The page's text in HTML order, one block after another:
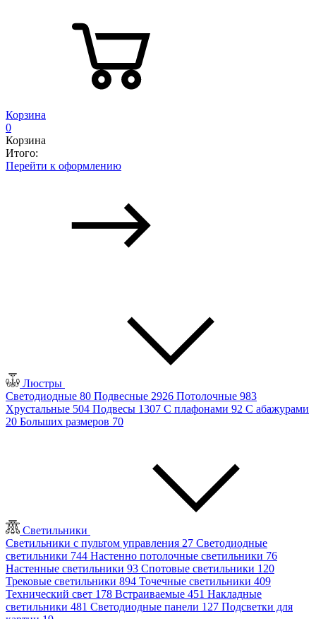
Корзина
0
Корзина
Итого:
Перейти к оформлению
Люстры
Светодиодные 80 Подвесные 2926 Потолочные 983
Хрустальные 504 Подвесы 1307 С плафонами 92 С абажурами
20 Больших размеров 70
Светильники
Светильники с пультом управления 27 Светодиодные
светильники 744 Настенно потолочные светильники 76
Настенные светильники 93 Спотовые светильники 120
Трековые светильники 894 Точечные светильники 409
Технический свет 178 Встраиваемые 451 Накладные
светильники 481 Светодиодные панели 127 Подсветки для